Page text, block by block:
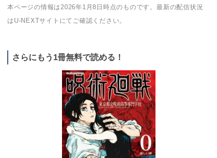
本ページの情報は2026年1月8日時点のものです。最新の配信状況
はU-NEXTサイトにてご確認ください。
さらにもう1冊無料で読める！